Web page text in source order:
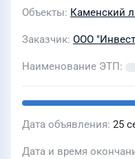
Объекты Каменский
Заказчик ООО
Наименование ЭТП
Дата объявления 25
Дата и время